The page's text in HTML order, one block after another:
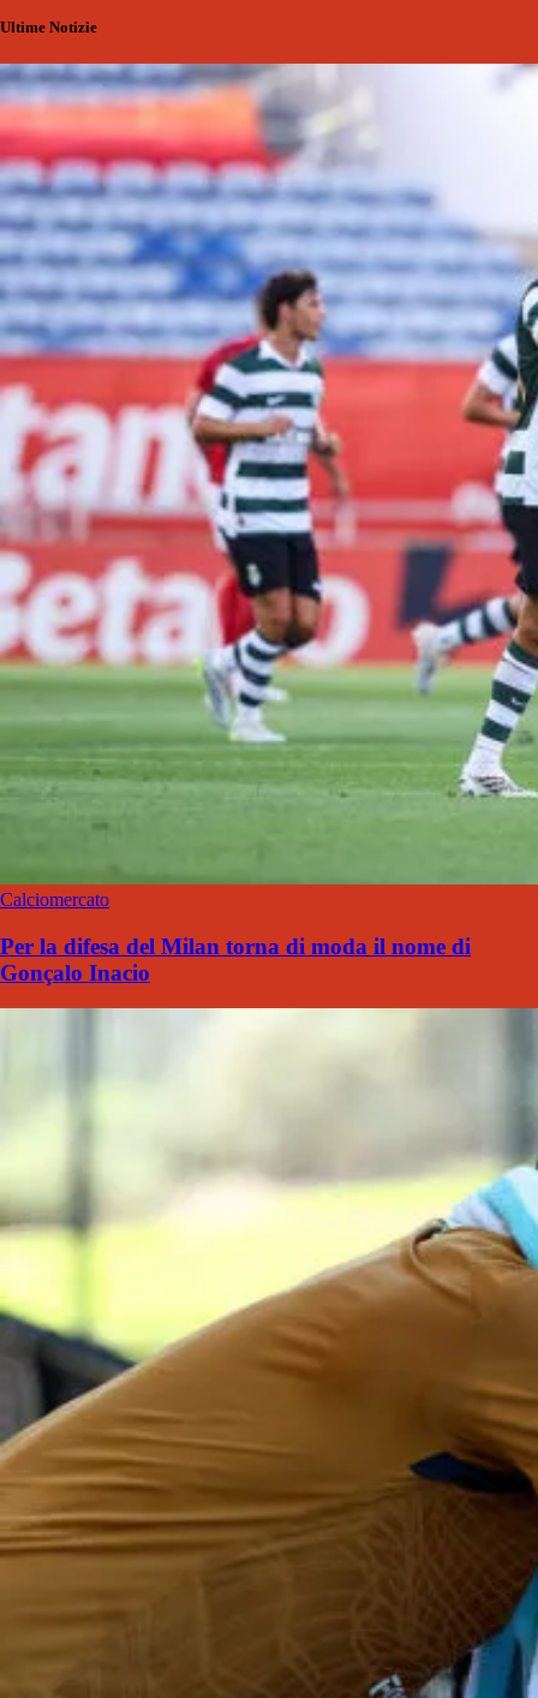
Ultime Notizie
Calciomercato
Per la difesa del Milan torna di moda il nome di
Gonçalo Inacio